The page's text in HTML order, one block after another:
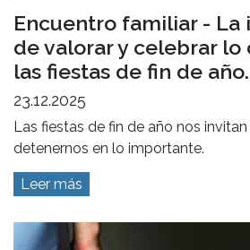
Encuentro familiar - La
de valorar y celebrar lo
las fiestas de fin de año.
23.12.2025
Las fiestas de fin de año nos
detenernos en lo importante.
Leer más